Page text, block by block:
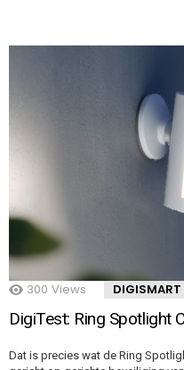
300 Views DIGISMART
DigiTest: Ring Spotlight
Dat is precies wat de Ring